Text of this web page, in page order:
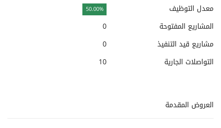
معدل التوظيف
50.00%
المشاريع المفتوحة
0
مشاريع قيد التنفيذ
0
التواصلات الجارية
10
العروض المقدمة